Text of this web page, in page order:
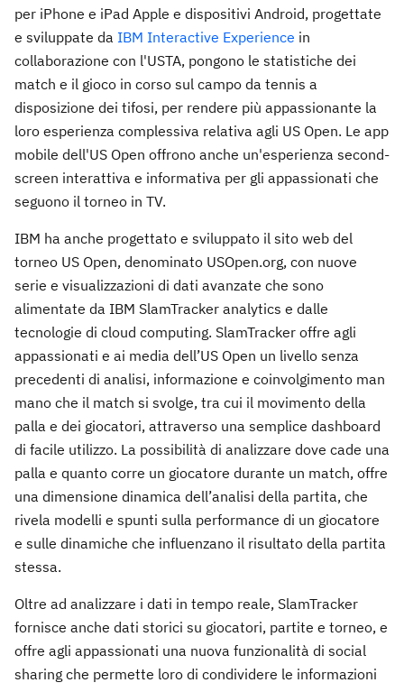
per iPhone e iPad Apple e dispositivi Android, progettate
e sviluppate da IBM Interactive Experience in
collaborazione con l'USTA, pongono le statistiche dei
match e il gioco in corso sul campo da tennis a
disposizione dei tifosi, per rendere più appassionante la
loro esperienza complessiva relativa agli US Open. Le app
mobile dell'US Open offrono anche un'esperienza second-
screen interattiva e informativa per gli appassionati che
seguono il torneo in TV.
IBM ha anche progettato e sviluppato il sito web del
torneo US Open, denominato USOpen.org, con nuove
serie e visualizzazioni di dati avanzate che sono
alimentate da IBM SlamTracker analytics e dalle
tecnologie di cloud computing. SlamTracker offre agli
appassionati e ai media dell’US Open un livello senza
precedenti di analisi, informazione e coinvolgimento man
mano che il match si svolge, tra cui il movimento della
palla e dei giocatori, attraverso una semplice dashboard
di facile utilizzo. La possibilità di analizzare dove cade una
palla e quanto corre un giocatore durante un match, offre
una dimensione dinamica dell’analisi della partita, che
rivela modelli e spunti sulla performance di un giocatore
e sulle dinamiche che influenzano il risultato della partita
stessa.
Oltre ad analizzare i dati in tempo reale, SlamTracker
fornisce anche dati storici su giocatori, partite e torneo, e
offre agli appassionati una nuova funzionalità di social
sharing che permette loro di condividere le informazioni